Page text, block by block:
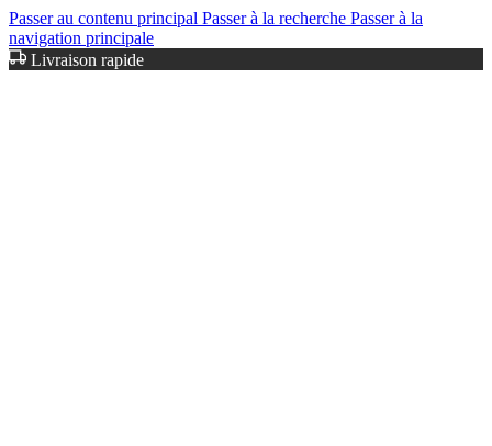
Passer au contenu principal Passer à la recherche Passer à la
navigation principale
Livraison rapide